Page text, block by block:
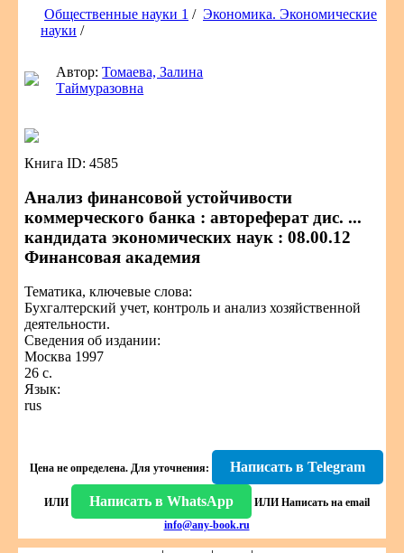
Общественные науки 1 / Экономика. Экономические
науки /
Автор:Томаева, Залина
Таймуразовна
Книга ID: 4585
Анализ финансовой устойчивости
коммерческого банка : автореферат дис. ...
кандидата экономических наук : 08.00.12
Финансовая академия
Тематика, ключевые слова:
Бухгалтерский учет, контроль и анализ хозяйственной
деятельности.
Сведения об издании:
Москва 1997
26 с.
Язык:
rus
Цена не определена. Для уточнения: Написать в Telegram
ИЛИ Написать в WhatsApp ИЛИ Написать на email
info@any-book.ru